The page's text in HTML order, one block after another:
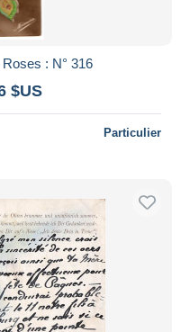
: N° 316
$US
Particulier